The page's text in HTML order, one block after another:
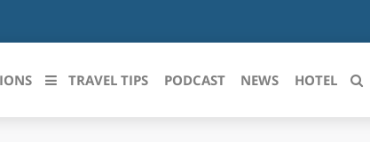
TRAVEL TIPS PODCAST NEWS HOTEL